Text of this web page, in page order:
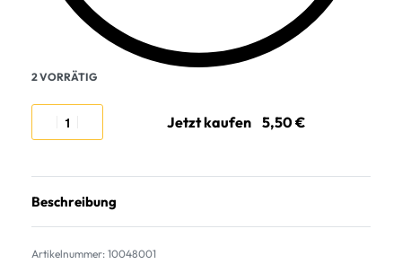
2 VORRÄTIG
Jetzt kaufen
Beschreibung
10048001